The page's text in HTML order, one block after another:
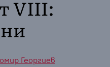
VIII:
Георгиев